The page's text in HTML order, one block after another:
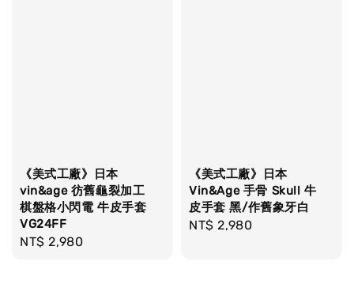
《美式工廠》日本
vin&age 彷舊龜裂加工
棋盤格小閃電 牛皮手套
VG24FF
Regular
NT$ 2,980
《美式工廠》日本
Vin&Age 手骨 Skull 牛
皮手套 黑/作舊象牙白
Regular
NT$ 2,980